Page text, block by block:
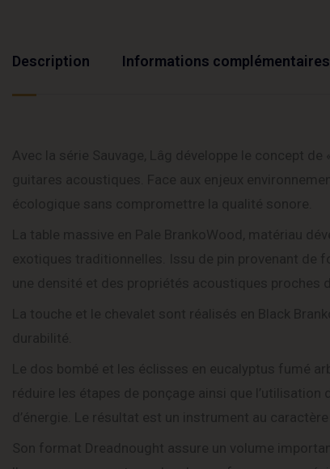
Description Informations complémentaires